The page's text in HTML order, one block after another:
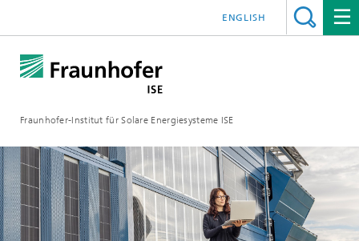
Fraunhofer-Institut für Solare Energiesysteme ISE
ENGLISH